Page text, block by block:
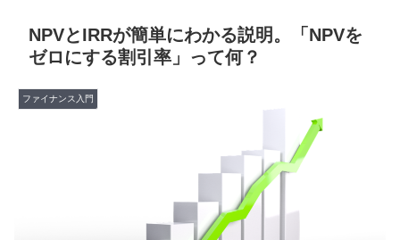
NPVとIRRが簡単にわかる説明。「NPVを
ゼロにする割引率」って何？
ファイナンス入門